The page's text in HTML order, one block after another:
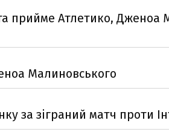
прийме Атлетико, Дженоа
Малиновського
за зіграний матч проти